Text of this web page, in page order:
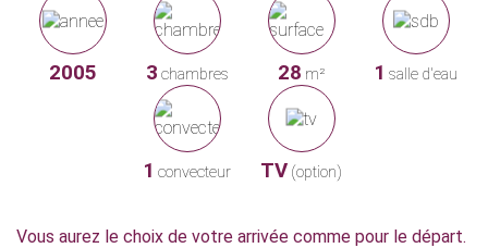
2005 3 chambres 28 m² 1 salle d'eau
1 convecteur TV (option)
Vous aurez le choix de votre arrivée comme pour le départ.